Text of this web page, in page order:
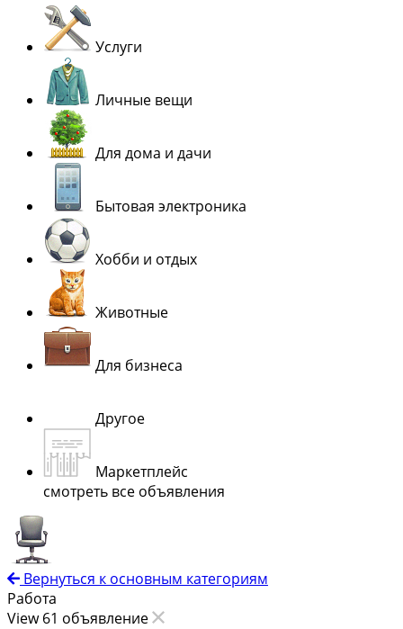
Услуги
Личные вещи
Для дома и дачи
Бытовая электроника
Хобби и отдых
Животные
Для бизнеса
Другое
Маркетплейс
смотреть все объявления
Вернуться к основным категориям
Работа
View 61 объявление